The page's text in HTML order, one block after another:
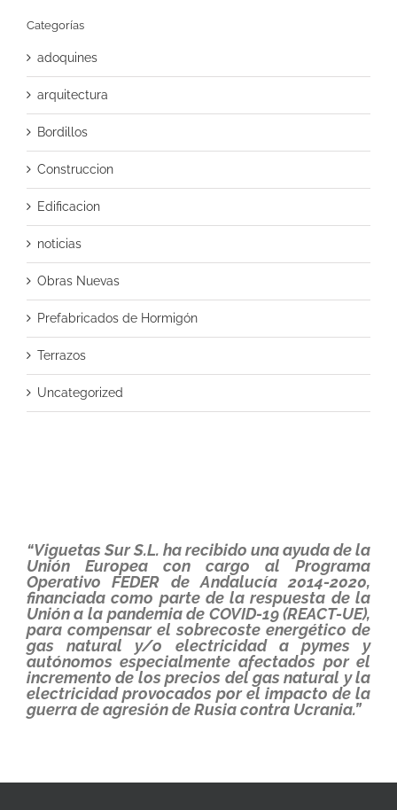
Categorías
adoquines
arquitectura
Bordillos
Construccion
Edificacion
noticias
Obras Nuevas
Prefabricados de Hormigón
Terrazos
Uncategorized
“Viguetas Sur S.L. ha recibido una ayuda de la
Unión Europea con cargo al Programa
Operativo FEDER de Andalucía 2014-2020,
financiada como parte de la respuesta de la
Unión a la pandemia de COVID-19 (REACT-UE),
para compensar el sobrecoste energético de
gas natural y/o electricidad a pymes y
autónomos especialmente afectados por el
incremento de los precios del gas natural y la
electricidad provocados por el impacto de la
guerra de agresión de Rusia contra Ucrania.”